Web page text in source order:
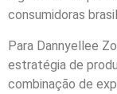
consumidoras
Para Dannyellee
estratégia de
combinação de